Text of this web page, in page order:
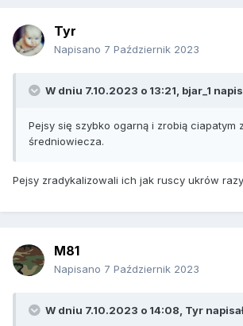
Tyr
Napisano 7 Październik 2023
W dniu 7.10.2023 o 13:21, bjar_1
Pejsy się szybko ogarną i zrobią ciapatym
średniowiecza.
Pejsy zradykalizowali ich jak ruscy ukrów razy
M81
Napisano 7 Październik 2023
W dniu 7.10.2023 o 14:08, Tyr